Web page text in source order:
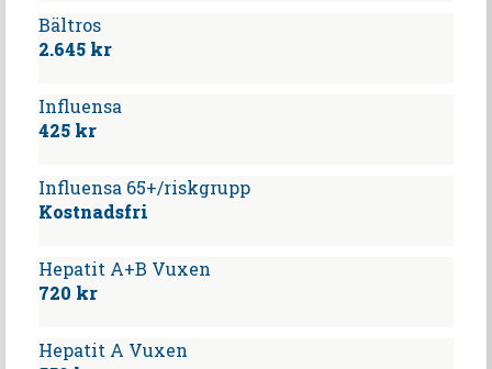
Bältros
2.645 kr
Influensa
425 kr
Influensa 65+/riskgrupp
Kostnadsfri
Hepatit A+B Vuxen
720 kr
Hepatit A Vuxen